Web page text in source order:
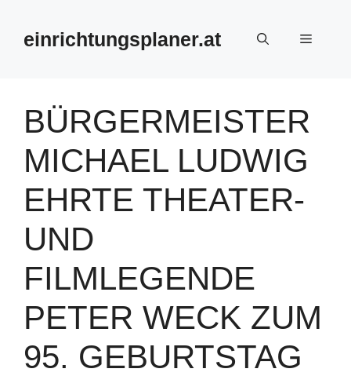
springeneinrichtungsplaner.at Menü
BÜRGERMEISTER
MICHAEL LUDWIG
EHRTE THEATER-
UND
FILMLEGENDE
PETER WECK ZUM
95. GEBURTSTAG